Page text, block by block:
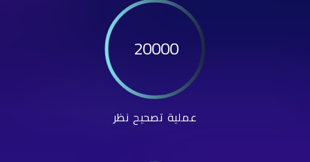
20000
عملية تصحيح نظر